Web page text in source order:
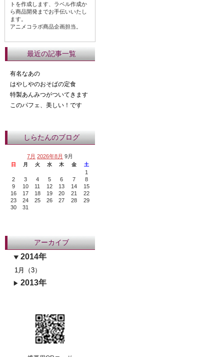
トを作成します、ラベル作成か
ら商品開発までお手伝いいたし
ます。
アニメコラボ商品企画担当。
最近の記事一覧
有名なあの
はやしやのおそばの定食
特製あんみつがついてきます
このパフェ、美しい！です
しらたんのブログ
7月 2026年8月 9月
日 月 火 水 木 金 土
1
2
3 4 5 6 7
8
9
10 11 12 13 14
15
16
17 18 19 20 21
22
23
24 25 26 27 28
29
30
31
アーカイブ
2014年
1月（3）
2013年